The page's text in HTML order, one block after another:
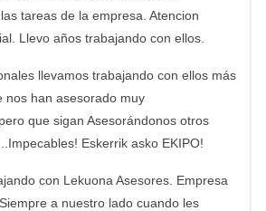
tareas de la empresa. Atencion
Llevo años trabajando con ellos.
llevamos trabajando con ellos más
nos han asesorado muy
que sigan Asesorándonos otros
Eskerrik asko EKIPO!
con Lekuona Asesores. Empresa
a nuestro lado cuando les